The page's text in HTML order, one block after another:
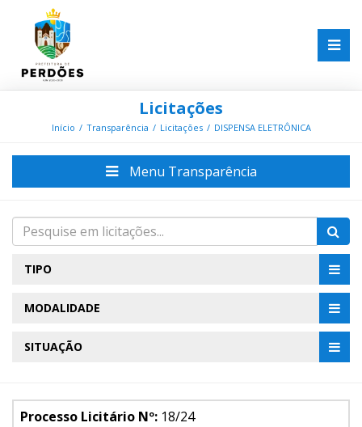
Licitações
Início Transparência Licitações DISPENSA ELETRÔNICA
Menu Transparência
TIPO
MODALIDADE
SITUAÇÃO
Processo Licitário Nº: 18/24